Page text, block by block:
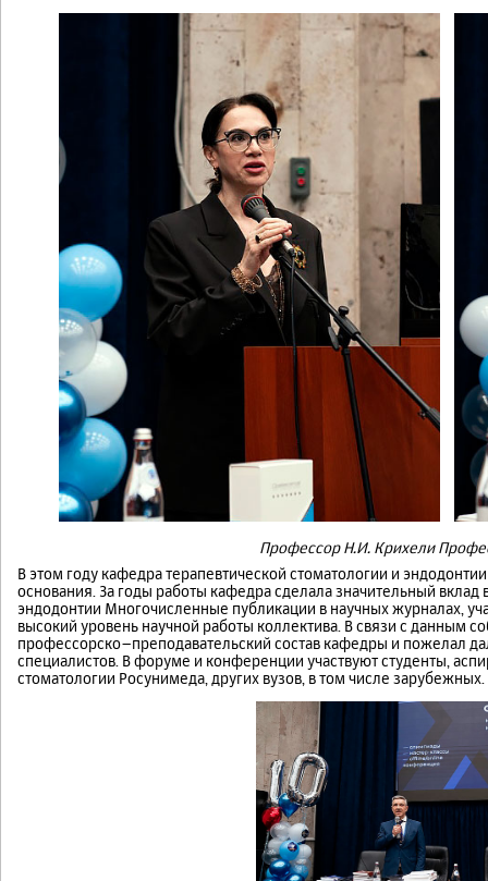
Профессор Н.И. Крихели
В этом году кафедра терапевтической стоматологии и
основания. За годы работы кафедра сделала значительный вклад
эндодонтии Многочисленные публикации в научных журналах,
высокий уровень научной работы коллектива. В связи с данным
профессорско–преподавательский состав кафедры и пожелал
специалистов. В форуме и конференции участвуют студенты,
стоматологии Росунимеда, других вузов, в том числе зарубежных.